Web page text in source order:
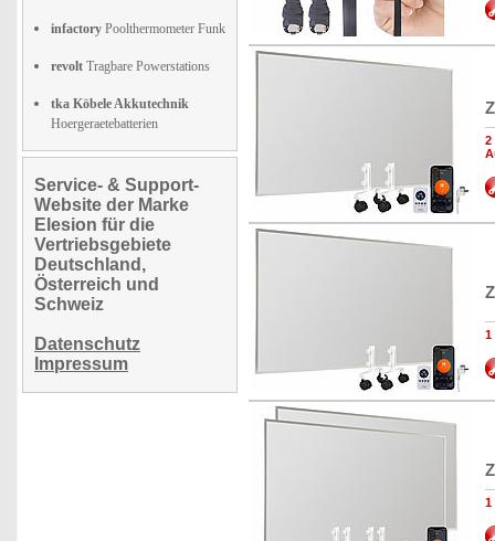
infactory Poolthermometer Funk
revolt Tragbare Powerstations
tka Köbele Akkutechnik
Hoergeraetebatterien
Service- & Support-
Website der Marke
Elesion für die
Vertriebsgebiete
Deutschland,
Österreich und
Schweiz
Datenschutz
Impressum
2
1
1